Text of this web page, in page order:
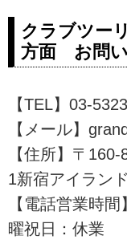
クラブツー
方面 お問
【TEL】03-
【メール】
【住所】〒
1新宿アイラン
【電話営業時
曜祝日：休業